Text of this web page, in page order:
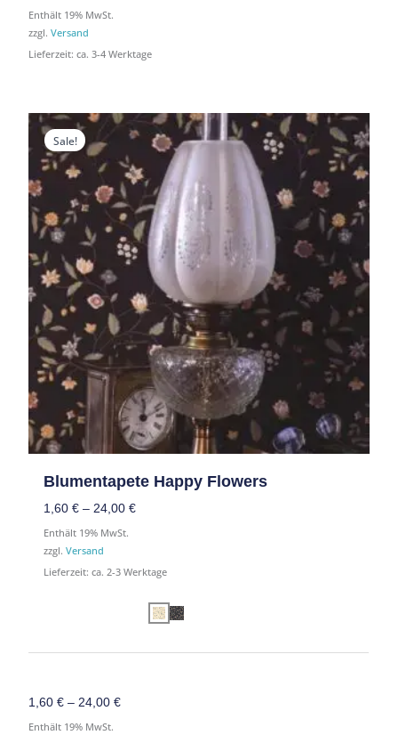
Enthält 19% MwSt.
zzgl.Versand
Lieferzeit: ca. 3-4 Werktage
Sale!
Blumentapete Happy Flowers
1,60 € – 24,00 €
Preisspanne:
1,60 €
24,00 €
Enthält 19% MwSt.
zzgl. Versand
Lieferzeit: ca. 2-3 Werktage
1,60€ –24,00€
Preisspanne:
1,60 €
bis
24,00 €
Enthält 19% MwSt.